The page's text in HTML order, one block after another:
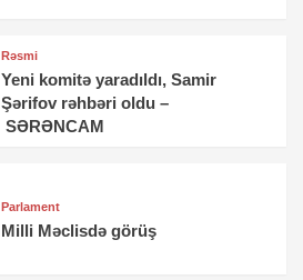
Rəsmi
Yeni komitə yaradıldı, Samir
Şərifov rəhbəri oldu –
SƏRƏNCAM
Parlament
Milli Məclisdə görüş